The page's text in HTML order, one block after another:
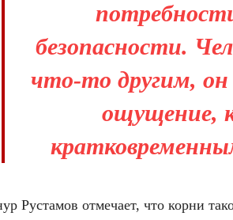
безопасности.
что-то другим,
ощущение,
Рустамов отмечает, что корни